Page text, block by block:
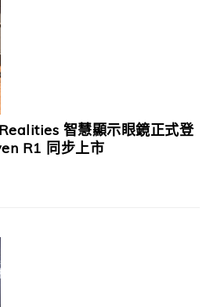
智慧顯示眼鏡正式登
R1 同步上市